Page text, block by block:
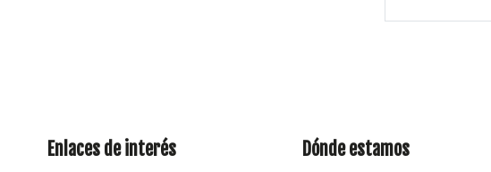
Enlaces de interés Dónde estamos